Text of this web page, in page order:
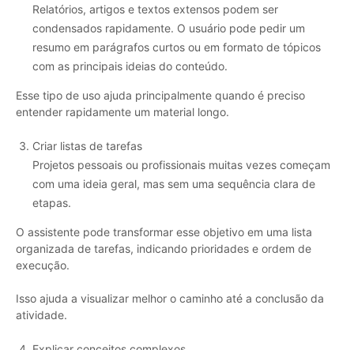
Relatórios, artigos e textos extensos podem ser
condensados rapidamente. O usuário pode pedir um
resumo em parágrafos curtos ou em formato de tópicos
com as principais ideias do conteúdo.
Esse tipo de uso ajuda principalmente quando é preciso
entender rapidamente um material longo.
Criar listas de tarefas
Projetos pessoais ou profissionais muitas vezes começam
com uma ideia geral, mas sem uma sequência clara de
etapas.
O assistente pode transformar esse objetivo em uma lista
organizada de tarefas, indicando prioridades e ordem de
execução.
Isso ajuda a visualizar melhor o caminho até a conclusão da
atividade.